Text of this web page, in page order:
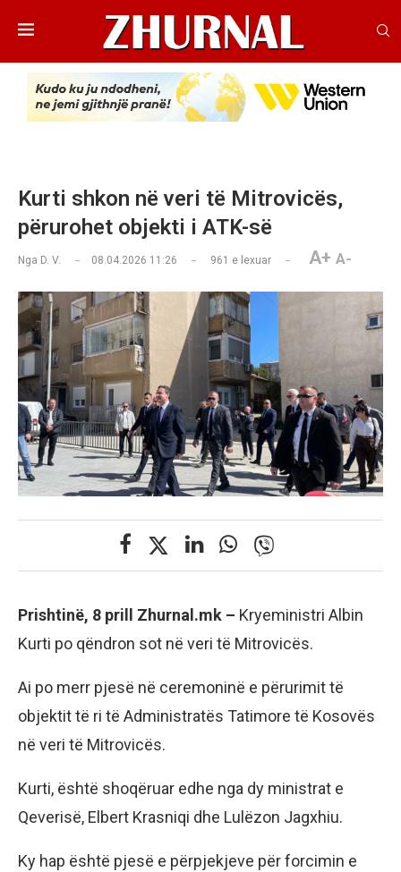
​Kurti shkon në veri të Mitrovicës,
përurohet objekti i ATK-së
Nga D. V. 08.04.2026 11:26 961 e lexuar A+ A-
Prishtinë, 8 prill Zhurnal.mk – Kryeministri Albin
Kurti po qëndron sot në veri të Mitrovicës.
Ai po merr pjesë në ceremoninë e përurimit të
objektit të ri të Administratës Tatimore të Kosovës
në veri të Mitrovicës.
Kurti, është shoqëruar edhe nga dy ministrat e
Qeverisë, Elbert Krasniqi dhe Lulëzon Jagxhiu.
Ky hap është pjesë e përpjekjeve për forcimin e